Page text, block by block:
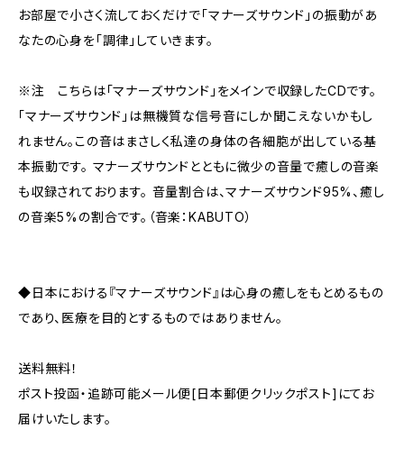
お部屋で小さく流しておくだけで「マナーズサウンド」の振動があ
なたの心身を「調律」していきます。
※注 こちらは「マナーズサウンド」をメインで収録したCDです。
「マナーズサウンド」は無機質な信号音にしか聞こえないかもし
れません。この音はまさしく私達の身体の各細胞が出している基
本振動です。 マナーズサウンドとともに微少の音量で癒しの音楽
も収録されております。 音量割合は、マナーズサウンド95%、癒し
の音楽5%の割合です。（音楽：KABUTO）
◆日本における『マナーズサウンド』は心身の癒しをもとめるもの
であり、医療を目的とするものではありません。
送料無料！
ポスト投函・追跡可能メール便[日本郵便クリックポスト]にてお
届けいたします。